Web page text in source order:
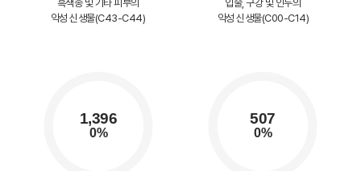
흑색종 및 기타 피부의
악성 신생물(C43-C44)
입술, 구강 및 인두의
악성 신생물(C00-C14)